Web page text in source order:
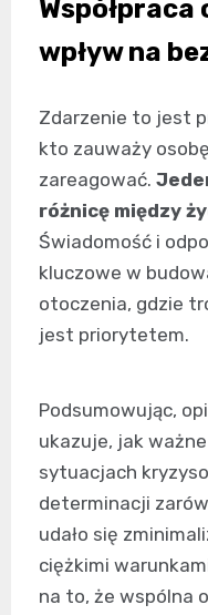
wpływ na
Zdarzenie to jest
kto zauważy
zareagować.
różnicę między
Świadomość i
kluczowe w
otoczenia, gdzie
jest priorytetem.
Podsumowując,
ukazuje, jak
sytuacjach
determinacji
udało się
ciężkimi
na to, że wspólna